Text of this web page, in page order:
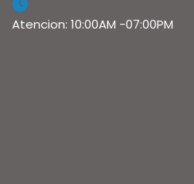
Atencion: 10:00AM -07:00PM